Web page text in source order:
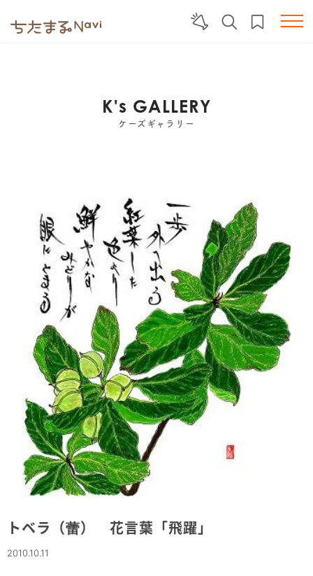
K's GALLERY
ケーズギャラリー
トベラ（蕾） 花言葉「飛躍」
2010.10.11